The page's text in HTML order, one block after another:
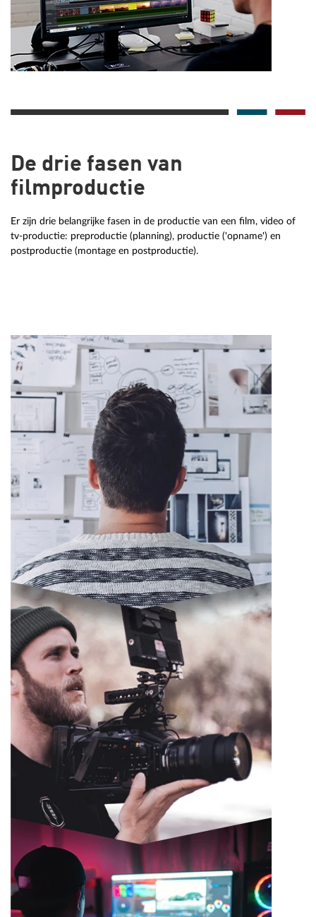
De drie fasen van
filmproductie
Er zijn drie belangrijke fasen in de productie van een film, video of
tv-productie: preproductie (planning), productie ('opname') en
postproductie (montage en postproductie).